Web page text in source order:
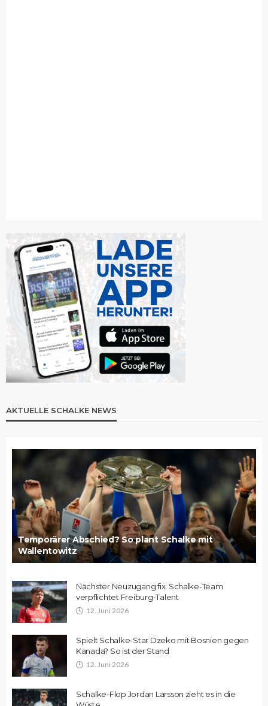
AKTUELLE SCHALKE NEWS
Temporärer Abschied? So plant Schalke mit
Wallentowitz
Nächster Neuzugang fix: Schalke-Team
verpflichtet Freiburg-Talent
12. Juni 2026
Spielt Schalke-Star Dzeko mit Bosnien gegen
Kanada? So ist der Stand
12. Juni 2026
Schalke-Flop Jordan Larsson zieht es in die